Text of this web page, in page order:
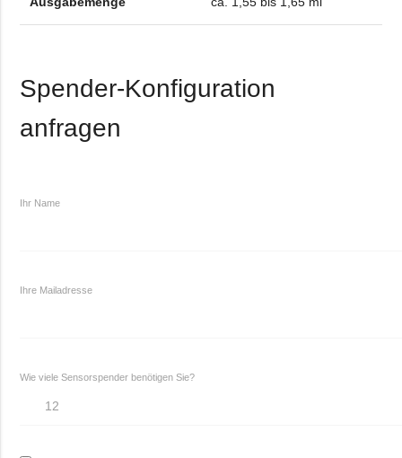
Spender-Konfiguration
anfragen
Ihr Name
Ihre Mailadresse
Wie viele Sensorspender benötigen Sie?